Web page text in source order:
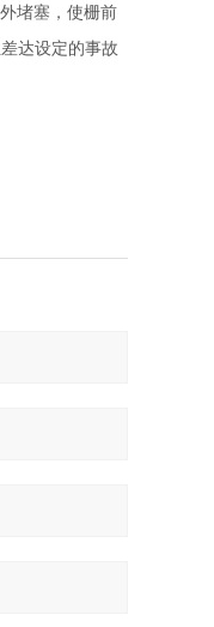
堵塞，使栅前
达设定的事故